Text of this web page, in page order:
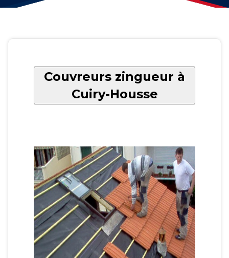
Couvreurs zingueur à
Cuiry-Housse